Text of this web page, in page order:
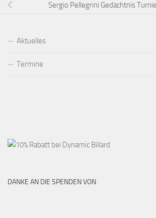
Sergio Pellegrini Gedächtnis
Aktuelles
Termine
DANKE AN DIE SPENDEN VON